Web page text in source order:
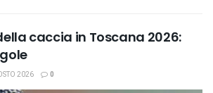
caccia in Toscana 2026:
2026 0